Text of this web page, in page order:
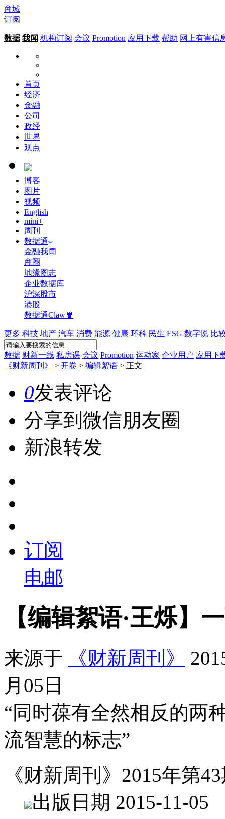
商城
订阅
数据 我闻 机构订阅 会议 Promotion 应用下载 帮助 网上有害信
首页
经济
金融
公司
政经
世界
观点
博客
图片
视频
English
mini+
周刊
数据通
金融我闻
商圈
地缘图志
企业数据库
沪深股市
港股
数据通Claw🦞
更多 科技 地产 汽车 消费 能源 健康 环科 民生 ESG 数字说 比
数据 财新一线 私房课 会议 Promotion 运动家 企业用户 应用下
《财新周刊》
> 开卷 > 编辑絮语 > 正文
0发表评论
分享到微信朋友圈
新浪转发
订阅
电邮
【编辑絮语·王烁】
来源于 《财新周刊》
月05日
“同时葆有全然相反的两
流智慧的标志”
《财新周刊》2015年第
出版日期 2015-11-05